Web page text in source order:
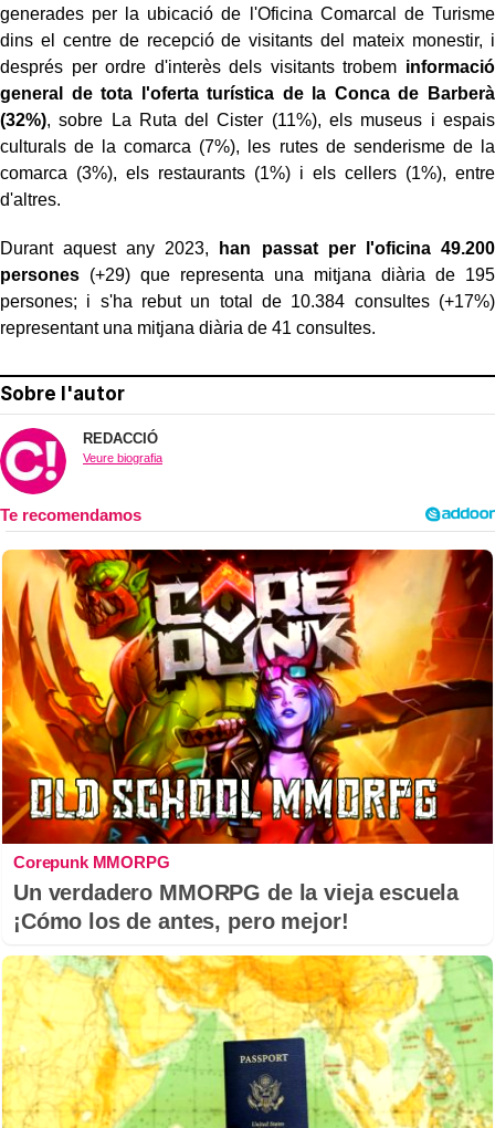
generades per la ubicació de l'Oficina Comarcal de Turisme
dins el centre de recepció de visitants del mateix monestir, i
després per ordre d'interès dels visitants trobem informació
general de tota l'oferta turística de la Conca de Barberà
(32%), sobre La Ruta del Cister (11%), els museus i espais
culturals de la comarca (7%), les rutes de senderisme de la
comarca (3%), els restaurants (1%) i els cellers (1%), entre
d'altres.
Durant aquest any 2023,
han passat per l'oficina 49.200
persones (+29) que representa una mitjana diària de 195
persones; i s'ha rebut un total de 10.384 consultes (+17%)
representant una mitjana diària de 41 consultes.
Sobre l'autor
REDACCIÓ
Veure biografia
Corepunk MMORPG
Un verdadero MMORPG de la vieja escuela
¡Cómo los de antes, pero mejor!